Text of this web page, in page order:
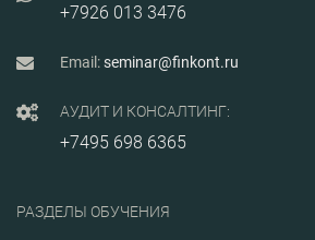
+7926 013 3476
Email:seminar@finkont.ru
АУДИТ И КОНСАЛТИНГ:
+7495 698 6365
РАЗДЕЛЫ ОБУЧЕНИЯ